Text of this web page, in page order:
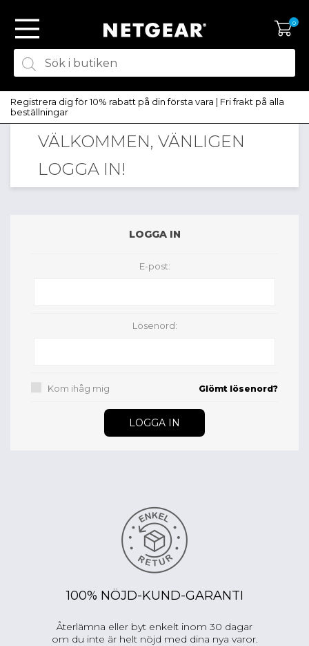
0
Registrera dig för 10% rabatt på din första vara | Fri frakt på alla
beställningar
VÄLKOMMEN, VÄNLIGEN
LOGGA IN!
LOGGA IN
E-post:
Lösenord:
Kom ihåg mig Glömt lösenord?
100% NÖJD-KUND-GARANTI
Återlämna eller byt enkelt inom 30 dagar
om du inte är helt nöjd med dina nya varor.